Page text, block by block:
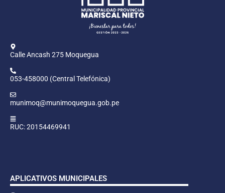
Calle Ancash 275 Moquegua
053-458000 (Central Telefónica)
munimoq@munimoquegua.gob.pe
RUC: 20154469941
APLICATIVOS MUNICIPALES